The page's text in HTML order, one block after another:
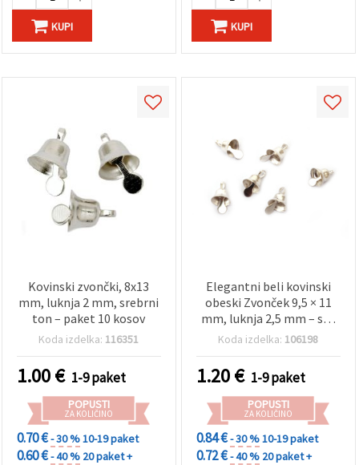
KUPI KUPI
Kovinski zvončki, 8x13
mm, luknja 2 mm, srebrni
ton – paket 10 kosov
Koda izdelka: 116351
1.00€ 1-9 paket
POPUSTI
ZA KOLIČINO
0.70 €- 30 %10-19 paket
0.60 €- 40 % 20 paket +
Elegantni beli kovinski
obeski Zvonček 9,5 × 11
mm, luknja 2,5 mm – set
10 kosov za kreativno DIY
dekorativne projekte
Koda izdelka: 106198
1.20€ 1-9 paket
POPUSTI
ZA KOLIČINO
0.84 €- 30 %10-19 paket
0.72 €- 40 % 20 paket +